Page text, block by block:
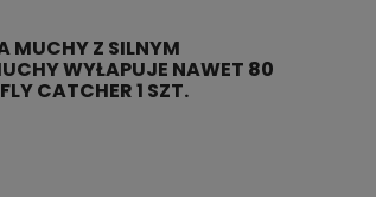
MUCHY Z SILNYM
WYŁAPUJE NAWET 80
CATCHER 1 SZT.